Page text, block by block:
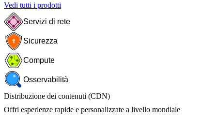
Vedi tutti i prodotti
Servizi di rete
Sicurezza
Compute
Osservabilità
Distribuzione dei contenuti (CDN)
Offri esperienze rapide e personalizzate a livello mondiale